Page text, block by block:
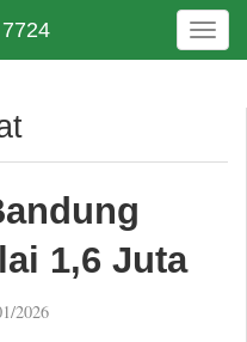
T
o
e
1,6 Juta
2026